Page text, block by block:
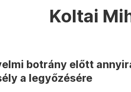
Koltai
botrány előtt
a legyőzésére